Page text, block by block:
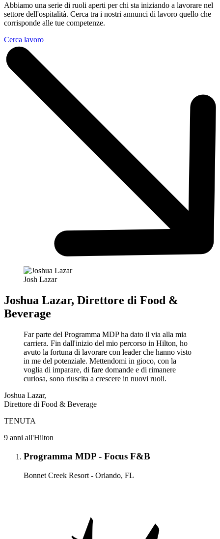
Abbiamo una serie di ruoli aperti per chi sta iniziando a lavorare nel
settore dell'ospitalità. Cerca tra i nostri annunci di lavoro quello che
corrisponde alle tue competenze.
Cerca lavoro
Josh Lazar
Joshua Lazar, Direttore di Food &
Beverage
Far parte del Programma MDP ha dato il via alla mia
carriera. Fin dall'inizio del mio percorso in Hilton, ho
avuto la fortuna di lavorare con leader che hanno visto
in me del potenziale. Mettendomi in gioco, con la
voglia di imparare, di fare domande e di rimanere
curiosa, sono riuscita a crescere in nuovi ruoli.
Joshua Lazar,
Direttore di Food & Beverage
TENUTA
9 anni all'Hilton
Programma MDP - Focus F&B
Bonnet Creek Resort - Orlando, FL